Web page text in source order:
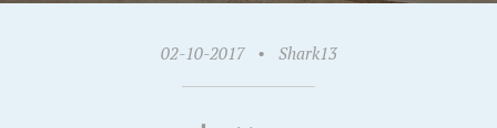
02-10-2017 • Shark13